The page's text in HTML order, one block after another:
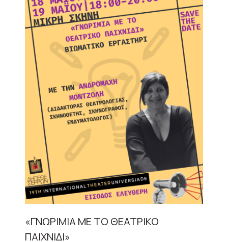
«ΓΝΩΡΙΜΙΑ ΜΕ ΤΟ ΘΕΑΤΡΙΚΟ
ΠΑΙΧΝΙΔΙ»